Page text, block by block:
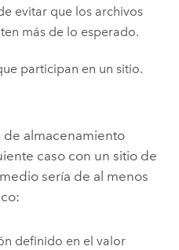
evitar que los archivos
más de lo esperado.
participan en un sitio.
de almacenamiento
caso con un sitio de
sería de al menos
definido en el valor